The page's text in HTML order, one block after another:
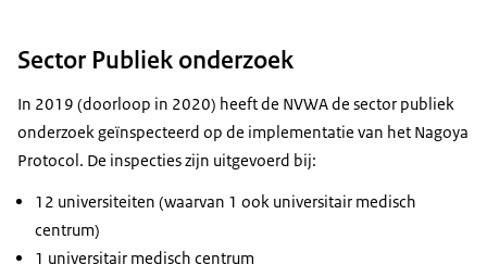
Sector Publiek onderzoek
In 2019 (doorloop in 2020) heeft de NVWA de sector publiek
onderzoek geïnspecteerd op de implementatie van het Nagoya
Protocol. De inspecties zijn uitgevoerd bij:
12 universiteiten (waarvan 1 ook universitair medisch
centrum)
1 universitair medisch centrum